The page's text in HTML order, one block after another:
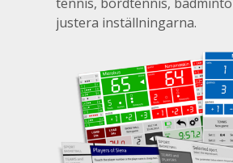
justera inställningarna.